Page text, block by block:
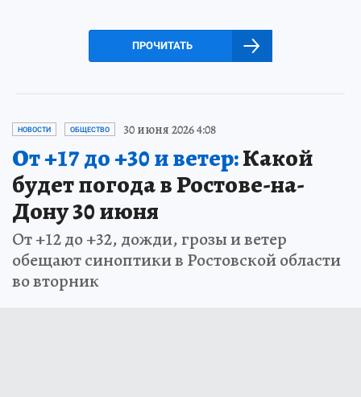
ПРОЧИТАТЬ
НОВОСТИ ОБЩЕСТВО 30 июня 2026 4:08
От +17 до +30 и ветер:Какой
будет погода в Ростове-на-
Дону 30 июня
От +12 до +32, дожди, грозы и ветер
обещают синоптики в Ростовской области
во вторник